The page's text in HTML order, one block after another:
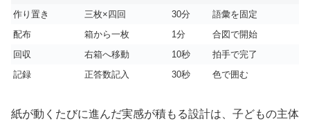
作り置き
三枚×四回 30分
語彙を固定
配布
箱から一枚 1分
合図で開始
回収
右箱へ移動 10秒
拍手で完了
記録
正答数記入 30秒 色で囲む
紙が動くたびに進んだ実感が積もる設計は、子どもの主体